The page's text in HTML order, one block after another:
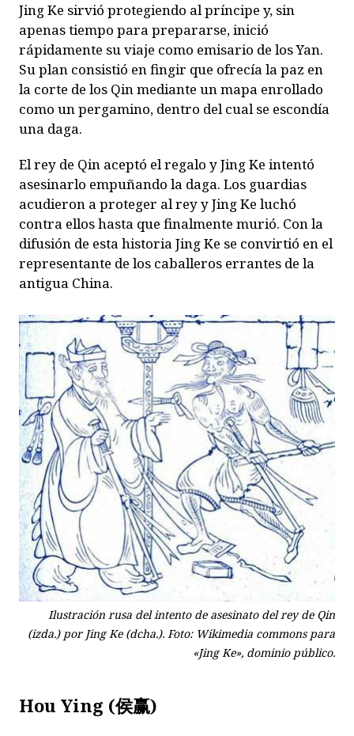
Jing Ke sirvió protegiendo al príncipe y, sin
apenas tiempo para prepararse, inició
rápidamente su viaje como emisario de los Yan.
Su plan consistió en fingir que ofrecía la paz en
la corte de los Qin mediante un mapa enrollado
como un pergamino, dentro del cual se escondía
una daga.
El rey de Qin aceptó el regalo y Jing Ke intentó
asesinarlo empuñando la daga. Los guardias
acudieron a proteger al rey y Jing Ke luchó
contra ellos hasta que finalmente murió. Con la
difusión de esta historia Jing Ke se convirtió en el
representante de los caballeros errantes de la
antigua China.
Ilustración rusa del intento de asesinato del rey de Qin
(izda.) por Jing Ke (dcha.). Foto: Wikimedia commons para
«Jing Ke», dominio público.
Hou Ying (侯赢)